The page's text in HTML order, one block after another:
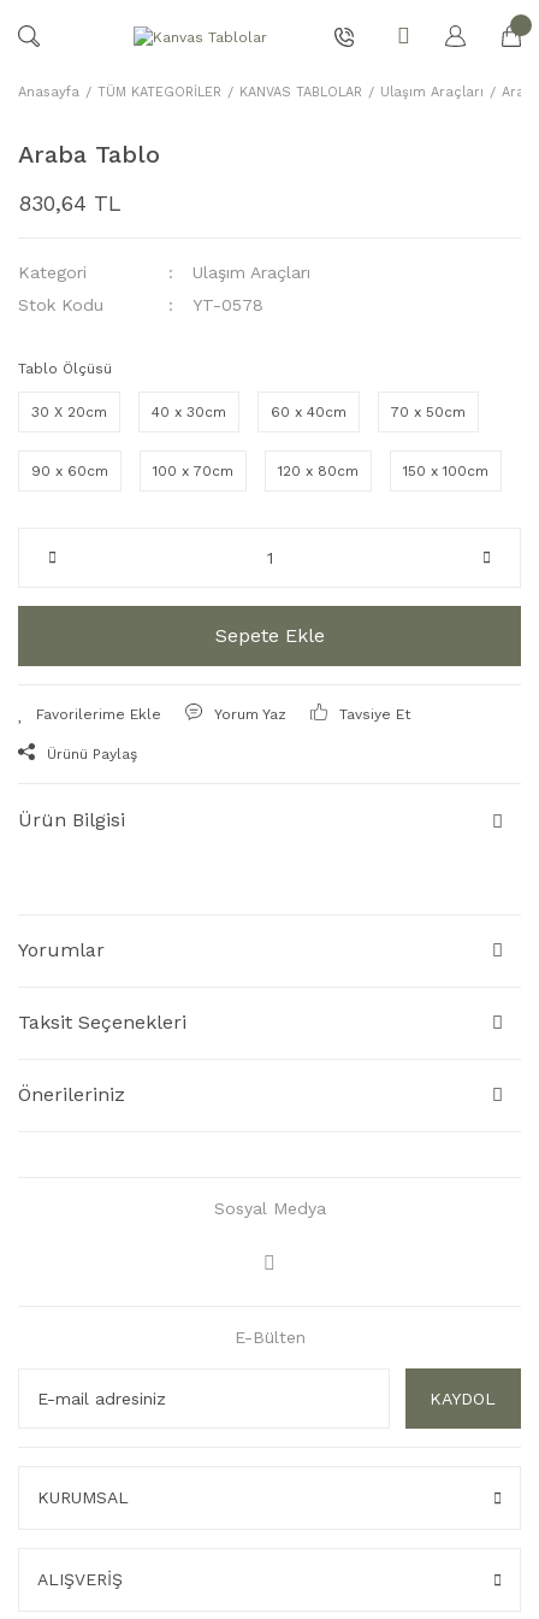
Anasayfa TÜM KATEGORİLER KANVAS TABLOLAR Ulaşım Araçları
Araba Tablo
830,64 TL
Kategori
Ulaşım Araçları
Stok Kodu
YT-0578
Tablo Ölçüsü
30 X 20cm 40 x 30cm 60 x 40cm 70 x 50cm
90 x 60cm 100 x 70cm 120 x 80cm 150 x 100cm
Sepete Ekle
Yorum Yaz Tavsiye Et
Ürünü Paylaş
Ürün Bilgisi
Yorumlar
Taksit Seçenekleri
Önerileriniz
Sosyal Medya
E-Bülten
KAYDOL
KURUMSAL
ALIŞVERİŞ